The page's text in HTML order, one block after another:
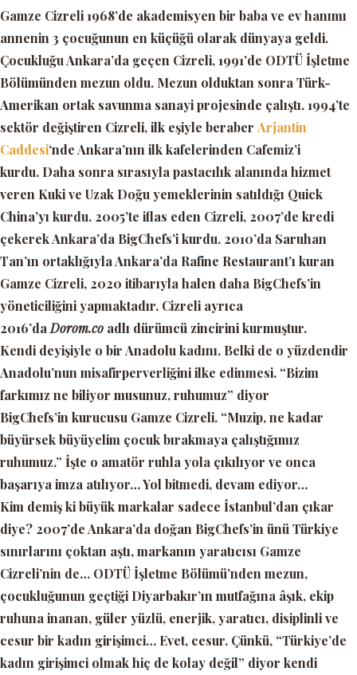
Gamze Cizreli 1968’de akademisyen bir baba ve ev hanımı
annenin 3 çocuğunun en küçüğü olarak dünyaya geldi.
Çocukluğu Ankara’da geçen Cizreli, 1991’de ODTÜ İşletme
Bölümünden mezun oldu. Mezun olduktan sonra Türk-
Amerikan ortak savunma sanayi projesinde çalıştı. 1994’te
sektör değiştiren Cizreli, ilk eşiyle beraber Arjantin
Caddesi‘nde Ankara’nın ilk kafelerinden Cafemiz’i
kurdu. Daha sonra sırasıyla pastacılık alanında hizmet
veren Kuki ve Uzak Doğu yemeklerinin satıldığı Quick
China’yı kurdu. 2005’te iflas eden Cizreli, 2007’de kredi
çekerek Ankara’da BigChefs’i kurdu. 2010’da Saruhan
Tan’ın ortaklığıyla Ankara’da Rafine Restaurant’ı kuran
Gamze Cizreli, 2020 itibarıyla halen daha BigChefs’in
yöneticiliğini yapmaktadır. Cizreli ayrıca
2016’da Dorom.co adlı dürümcü zincirini kurmuştur.
Kendi deyişiyle o bir Anadolu kadını. Belki de o yüzdendir
Anadolu’nun misafirperverliğini ilke edinmesi. “Bizim
farkımız ne biliyor musunuz, ruhumuz” diyor
BigChefs’in kurucusu Gamze Cizreli. “Muzip, ne kadar
büyürsek büyüyelim çocuk bırakmaya çalıştığımız
ruhumuz.” İşte o amatör ruhla yola çıkılıyor ve onca
başarıya imza atılıyor… Yol bitmedi, devam ediyor…
Kim demiş ki büyük markalar sadece İstanbul’dan çıkar
diye? 2007’de Ankara’da doğan BigChefs’in ünü Türkiye
sınırlarını çoktan aştı, markanın yaratıcısı Gamze
Cizreli’nin de… ODTÜ İşletme Bölümü’nden mezun,
çocukluğunun geçtiği Diyarbakır’ın mutfağına âşık, ekip
ruhuna inanan, güler yüzlü, enerjik, yaratıcı, disiplinli ve
cesur bir kadın girişimci… Evet, cesur. Çünkü, “Türkiye’de
kadın girişimci olmak hiç de kolay değil” diyor kendi